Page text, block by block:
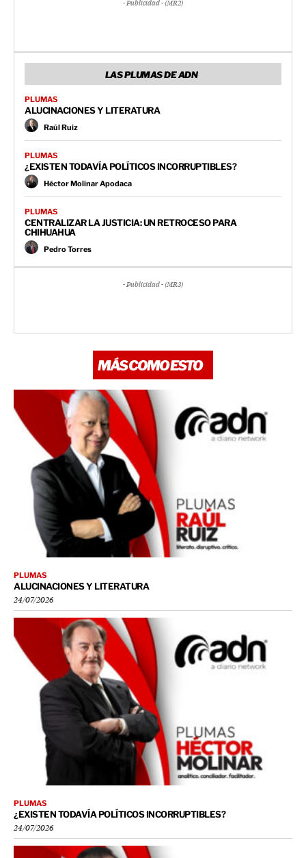
- Publicidad - (MR2)
LAS PLUMAS DE ADN
PLUMAS
ALUCINACIONES Y LITERATURA
Raúl Ruiz
PLUMAS
¿EXISTEN TODAVÍA POLÍTICOS INCORRUPTIBLES?
Héctor Molinar Apodaca
PLUMAS
CENTRALIZAR LA JUSTICIA: UN RETROCESO PARA
CHIHUAHUA
Pedro Torres
- Publicidad - (MR3)
MÁS COMO ESTO
PLUMAS
ALUCINACIONES Y LITERATURA
24/07/2026
PLUMAS
¿EXISTEN TODAVÍA POLÍTICOS INCORRUPTIBLES?
24/07/2026